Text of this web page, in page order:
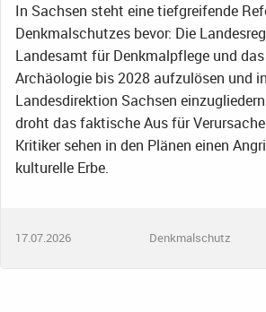
In Sachsen steht eine tiefgreifende
Denkmalschutzes bevor: Die
Landesamt für Denkmalpflege und
Archäologie bis 2028 aufzulösen und
Landesdirektion Sachsen
droht das faktische Aus für
Kritiker sehen in den Plänen einen
kulturelle Erbe.
17.07.2026 Denkmalschutz